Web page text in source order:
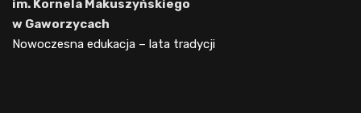
im. Kornela Makuszyńskiego
w Gaworzycach
Nowoczesna edukacja – lata tradycji